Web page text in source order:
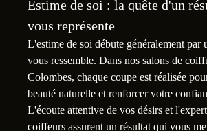
Estime de soi : la quête d'un
vous représente
L'estime de soi débute généralement par
vous ressemble. Dans nos salons de
Colombes, chaque coupe est réalisée
beauté naturelle et renforcer votre
L'écoute attentive de vos désirs et
coiffeurs assurent un résultat qui vous